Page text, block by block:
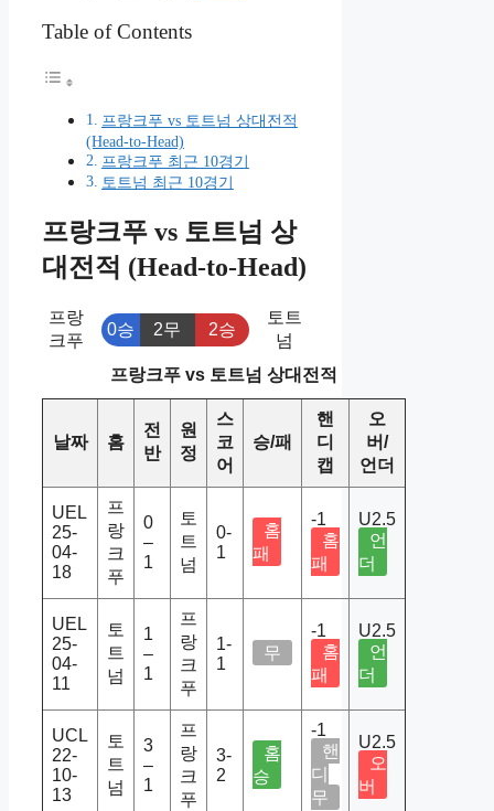
Table of Contents
프랑크푸 vs 토트넘 상대전적
(Head-to-Head)
프랑크푸 최근 10경기
토트넘 최근 10경기
프랑크푸 vs 토트넘 상
대전적 (Head-to-Head)
프랑
크푸
0승 2무 2승
토트
넘
프랑크푸 vs 토트넘 상대전적
날짜 홈
전
반
원
정
스
코
어
승/패
핸
디
캡
오
버/
언더
UEL
25-
04-
18
프
랑
크
푸
0
–
1
토
트
넘
0-
1
홈
패
-1
홈
패
U2.5
언
더
UEL
25-
04-
11
토
트
넘
1
–
1
프
랑
크
푸
1-
1
무
-1
홈
패
U2.5
언
더
UCL
22-
10-
13
토
트
넘
3
–
1
프
랑
크
푸
3-
2
홈
승
-1
핸
디
무
U2.5
오
버